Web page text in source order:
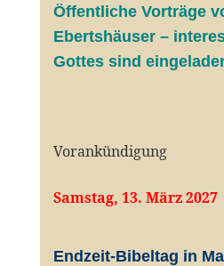
Öffentliche Vorträge
Ebertshäuser –
Gottes sind
Vorankündigung
Samstag, 13. März 2027
Endzeit-Bibeltag in